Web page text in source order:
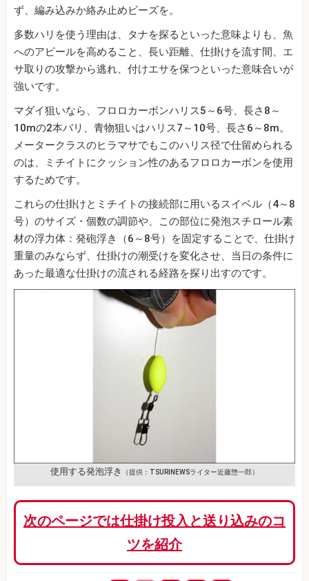
ず、編み込みか絡み止めビーズを。
多数ハリを使う理由は、タナを探るといった意味よりも、魚
へのアピールを高めること、長い距離、仕掛けを流す間、エ
サ取りの攻撃から逃れ、付けエサを保つといった意味合いが
強いです。
マダイ狙いなら、フロロカーボンハリス5～6号、長さ8～
10mの2本バリ、青物狙いはハリス7～10号、長さ6～8m。
メータークラスのヒラマサでもこのハリス径で仕留められる
のは、ミチイトにクッション性のあるフロロカーボンを使用
するためです。
これらの仕掛けとミチイトの接続部に用いるスイベル（4～8
号）のサイズ・個数の調節や、この部位に発泡スチロール素
材の浮力体：発砲浮き（6～8号）を固定することで、仕掛け
重量のみならず、仕掛けの潮受けを変化させ、当日の条件に
あった最適な仕掛けの流される経路を探り出すのです。
使用する発泡浮き （提供：TSURINEWSライター近藤惣一郎）
次のページでは仕掛け投入と送り込みのコ
ツを紹介